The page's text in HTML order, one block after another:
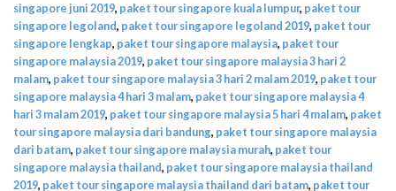
singapore juni 2019, paket tour singapore kuala lumpur, paket tour
singapore legoland, paket tour singapore legoland 2019, paket tour
singapore lengkap, paket tour singapore malaysia, paket tour
singapore malaysia 2019, paket tour singapore malaysia 3 hari 2
malam, paket tour singapore malaysia 3 hari 2 malam 2019, paket tour
singapore malaysia 4 hari 3 malam, paket tour singapore malaysia 4
hari 3 malam 2019, paket tour singapore malaysia 5 hari 4 malam, paket
tour singapore malaysia dari bandung, paket tour singapore malaysia
dari batam, paket tour singapore malaysia murah, paket tour
singapore malaysia thailand, paket tour singapore malaysia thailand
2019, paket tour singapore malaysia thailand dari batam, paket tour